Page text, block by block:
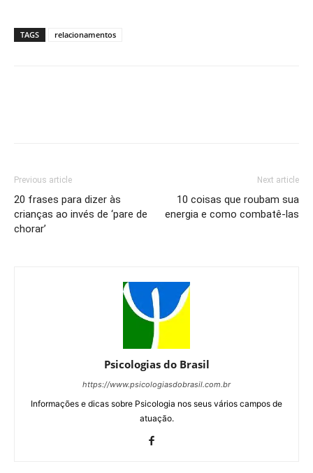
TAGS relacionamentos
Previous article
20 frases para dizer às
crianças ao invés de ‘pare de
chorar’
Next article
10 coisas que roubam sua
energia e como combatê-las
Psicologias do Brasil
https://www.psicologiasdobrasil.com.br
Informações e dicas sobre Psicologia nos seus vários campos de
atuação.